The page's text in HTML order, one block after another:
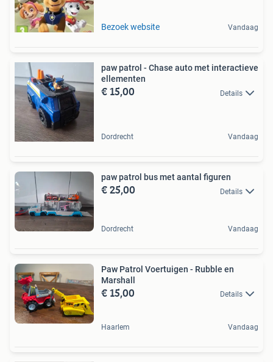
Bezoek website Vandaag
paw patrol - Chase auto met interactieve
ellementen
€ 15,00 Details
Dordrecht Vandaag
paw patrol bus met aantal figuren
€ 25,00 Details
Dordrecht Vandaag
Paw Patrol Voertuigen - Rubble en
Marshall
€ 15,00 Details
Haarlem Vandaag